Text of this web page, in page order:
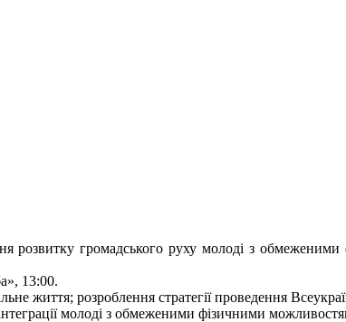
розвитку громадського руху молоді з
13:00.
життя; розроблення стратегії проведення
молоді з обмеженими фізичними